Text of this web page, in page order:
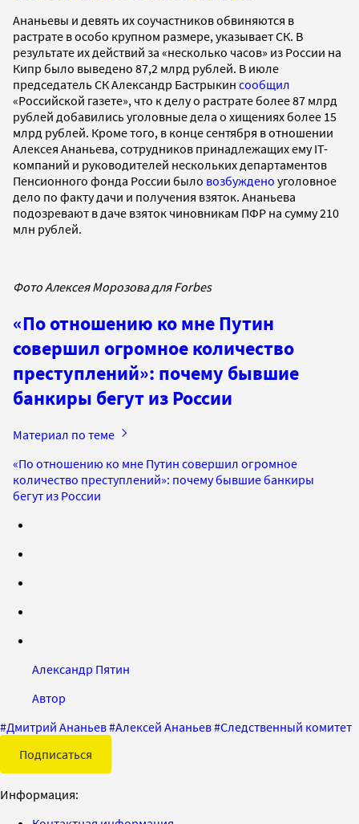
Ананьевы и девять их соучастников обвиняются в
растрате в особо крупном размере, указывает СК. В
результате их действий за «несколько часов» из России на
Кипр было выведено 87,2 млрд рублей. В июле
председатель СК Александр Бастрыкин сообщил
«Российской газете», что к делу о растрате более 87 млрд
рублей добавились уголовные дела о хищениях более 15
млрд рублей. Кроме того, в конце сентября в отношении
Алексея Ананьева, сотрудников принадлежащих ему IT-
компаний и руководителей нескольких департаментов
Пенсионного фонда России было возбуждено уголовное
дело по факту дачи и получения взяток. Ананьева
подозревают в даче взяток чиновникам ПФР на сумму 210
млн рублей.
Фото Алексея Морозова для Forbes
«По отношению ко мне Путин
совершил огромное количество
преступлений»: почему бывшие
банкиры бегут из России
Материал по теме
«По отношению ко мне Путин совершил огромное
количество преступлений»: почему бывшие банкиры
бегут из России
Александр Пятин
Автор
#Дмитрий Ананьев#Алексей Ананьев#Следственный комитет
Подписаться
Информация: